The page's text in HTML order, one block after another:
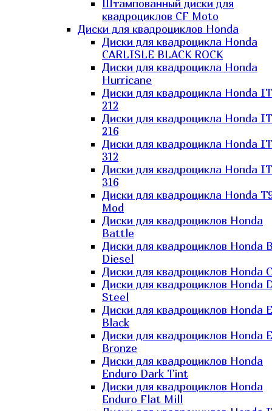
Штампованный диски для
квадроциклов CF Moto
Диски для квадроциклов Honda
Диски для квадроцикла Honda
CARLISLE BLACK ROCK
Диски для квадроцикла Honda
Hurricane
Диски для квадроцикла Honda
212
Диски для квадроцикла Honda
216
Диски для квадроцикла Honda
312
Диски для квадроцикла Honda
316
Диски для квадроцикла Honda
Mod
Диски для квадроциклов Honda
Battle
Диски для квадроциклов Honda
Diesel
Диски для квадроциклов Honda
Диски для квадроциклов Honda
Steel
Диски для квадроциклов Honda
Black
Диски для квадроциклов Honda
Bronze
Диски для квадроциклов Honda
Enduro Dark Tint
Диски для квадроциклов Honda
Enduro Flat Mill